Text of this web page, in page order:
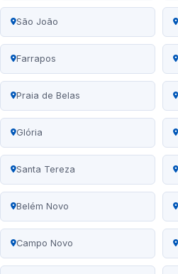
São João
Farrapos
Praia de Belas
Glória
Santa Tereza
Belém Novo
Campo Novo